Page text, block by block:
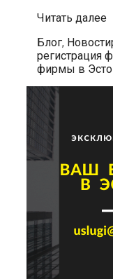
Читать далееВ
Рубрики
Блог, Новости
регистрация
фирмы в